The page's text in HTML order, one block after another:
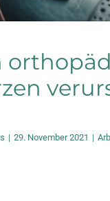
| 29. November 2021 |